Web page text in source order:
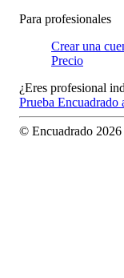
Para profesionales
Crear una
Precio
¿Eres profesional
Prueba Encuadrado
© Encuadrado 2026